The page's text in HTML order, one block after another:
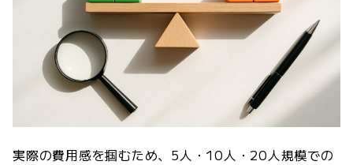
実際の費用感を掴むため、5人・10人・20人規模での